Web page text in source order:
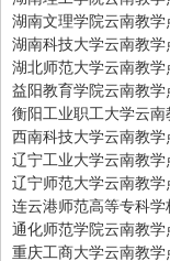
湖南文理学院云南教学
湖南科技大学云南教学
湖北师范大学云南教学
益阳教育学院云南教学
衡阳工业职工大学云南
西南科技大学云南教学
辽宁工业大学云南教学
辽宁师范大学云南教学
连云港师范高等专科
通化师范学院云南教学
重庆工商大学云南教学